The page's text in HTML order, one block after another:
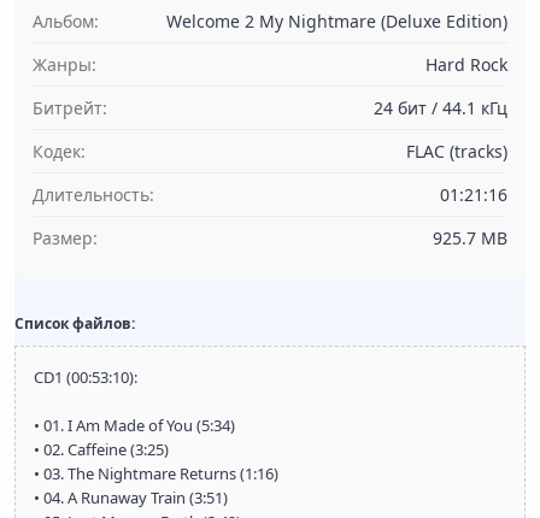
Альбом:
Welcome 2 My Nightmare (Deluxe Edition)
Жанры:
Hard Rock
Битрейт:
24 бит / 44.1 кГц
Кодек:
FLAC (tracks)
Длительность:
01:21:16
Размер:
925.7 MB
Список файлов:
CD1 (00:53:10):
• 01. I Am Made of You (5:34)
• 02. Caffeine (3:25)
• 03. The Nightmare Returns (1:16)
• 04. A Runaway Train (3:51)